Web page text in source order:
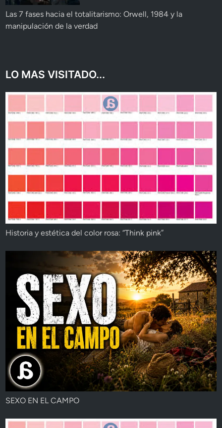
Las 7 fases hacia el totalitarismo: Orwell, 1984 y la
manipulación de la verdad
LO MAS VISITADO...
Historia y estética del color rosa: “Think pink”
SEXO EN EL CAMPO